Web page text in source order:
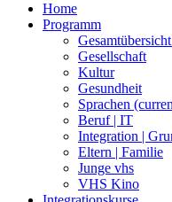
Home
Programm
Gesellschaft
Kultur
Gesundheit
Sprachen
Beruf | IT
Integration |
Eltern | Familie
Junge vhs
VHS Kino